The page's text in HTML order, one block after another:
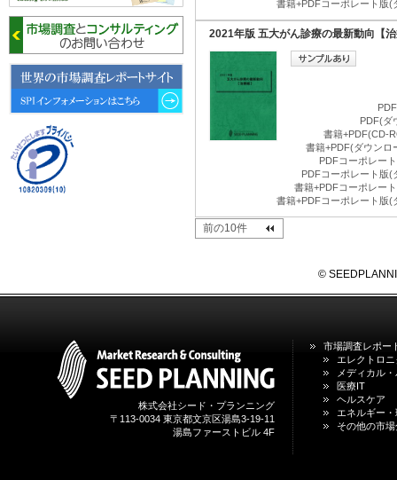
書籍+PDFコーポレート版(
2021年版 五大がん診療の最新動向【
PDF(ダ
書籍+PDF(CD-
書籍+PDF(ダウンロ
PDFコーポレー
PDFコーポレート版(
書籍+PDFコーポレー
書籍+PDFコーポレート版(
前の10件
2026年06月01日
6月1日、「2026-27年版 5G SA、
6GにおけるIoT／サービス市場の
動向 」を発刊しました。
2026年04月30日
4月30日、「2026年版 オンライン
診療サービスの現状と将来展望 」
を発刊しました。
2026年01月13日
2025年12月20日
12月20日、「中国医薬品の流通と
日米欧企業の販売戦略 」を発刊し
©
株式会社シード・プランニング
〒113-0034 東京都文京区湯島3-19-11
湯島ファーストビル 4F
市場調査レポー
エレクトロ
メディカル
医療IT
ヘルスケア
エネルギー
その他の市